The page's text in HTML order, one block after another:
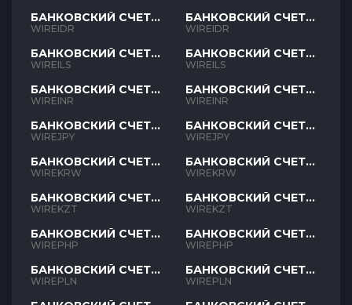
БАНКОВСКИЙ СЧЕТ
IDR
WIREIDR
БАНКОВСКИЙ СЧЕТ
ILS
WIREILS
БАНКОВСКИЙ СЧЕТ
INR
WIREINR
БАНКОВСКИЙ СЧЕТ
JPY
WIREJPY
БАНКОВСКИЙ СЧЕТ
KRW
WIREKRW
БАНКОВСКИЙ СЧЕТ
KZT
WIREKZT
БАНКОВСКИЙ СЧЕТ
PHP
WIREPHP
БАНКОВСКИЙ СЧЕТ
PLN
WIREPLN
БАНКОВСКИЙ СЧЕТ
IDR
WIREIDR
БАНКОВСКИЙ СЧЕТ
ILS
WIREILS
БАНКОВСКИЙ СЧЕТ
INR
WIREINR
БАНКОВСКИЙ СЧЕТ
JPY
WIREJPY
БАНКОВСКИЙ СЧЕТ
KRW
WIREKRW
БАНКОВСКИЙ СЧЕТ
KZT
WIREKZT
БАНКОВСКИЙ СЧЕТ
PHP
WIREPHP
БАНКОВСКИЙ СЧЕТ
PLN
WIREPLN